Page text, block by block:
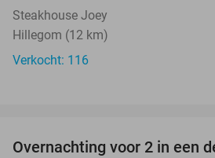
Steakhouse Joey
Hillegom (12 km)
Verkocht: 116
Overnachting voor 2 in een